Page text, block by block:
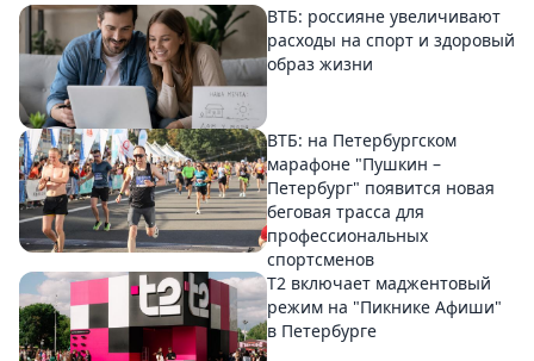
ВТБ: россияне увеличивают
расходы на спорт и здоровый
образ жизни
ВТБ: на Петербургском
марафоне "Пушкин –
Петербург" появится новая
беговая трасса для
профессиональных
спортсменов
Т2 включает маджентовый
режим на "Пикнике Афиши"
в Петербурге